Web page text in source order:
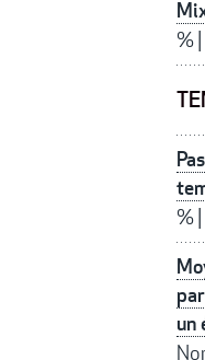
%|
%|
un